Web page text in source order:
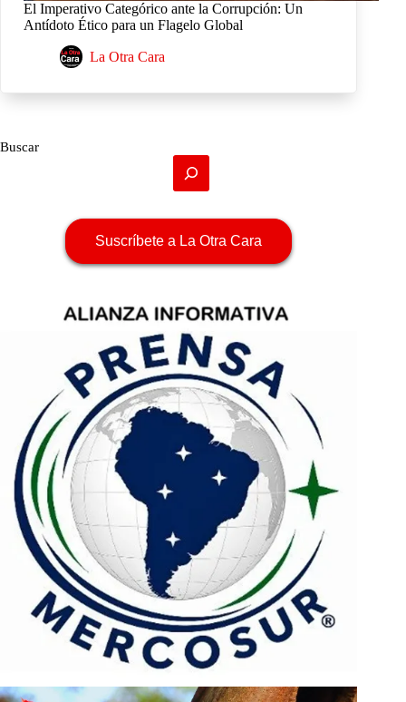
El Imperativo Categórico ante la Corrupción: Un
Antídoto Ético para un Flagelo Global
La Otra Cara
Buscar
Suscríbete a La Otra Cara